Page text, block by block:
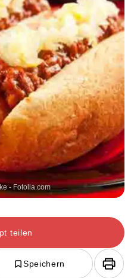
- Fotolia.com
teilen
Speichern